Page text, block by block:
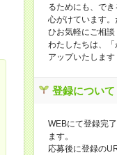
るためにも、で
心がけています
ひお気軽にご相談
わたしたちは、
アップいたします
登録について
WEBにて登録完
ます。
応募後に登録の